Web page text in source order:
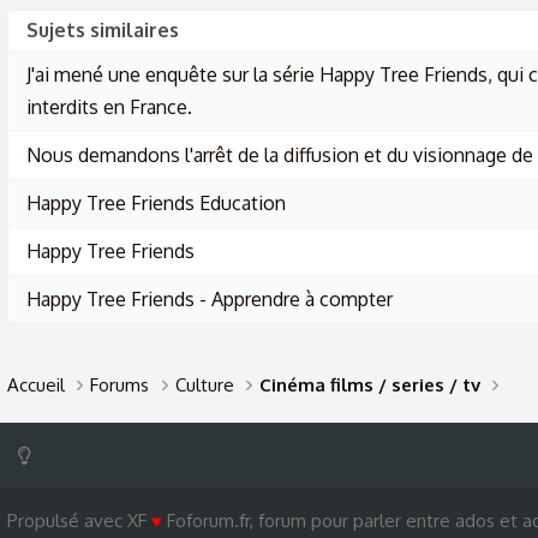
Sujets similaires
J'ai mené une enquête sur la série Happy Tree Friends,
interdits en France.
Nous demandons l'arrêt de la diffusion et du visionnage de
Happy Tree Friends Education
Happy Tree Friends
Happy Tree Friends - Apprendre à compter
Accueil Forums Culture Cinéma films / series / tv
Propulsé avec XF ♥ Foforum.fr, forum pour parler entre ados et